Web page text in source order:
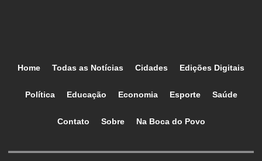
Home Todas as Notícias Cidades Edições Digitais
Política Educação Economia Esporte Saúde
Contato Sobre Na Boca do Povo